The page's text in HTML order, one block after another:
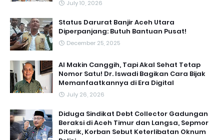
July 10, 2026
Status Darurat Banjir Aceh Utara
Diperpanjang: Butuh Bantuan Pusat!
December 25, 2025
AI Makin Canggih, Tapi Akal Sehat Tetap
Nomor Satu! Dr. Iswadi Bagikan Cara Bijak
Memanfaatkannya di Era Digital
July 26, 2026
Diduga Sindikat Debt Collector Gadungan
Beraksi di Aceh Timur dan Langsa, Sepmor
Ditarik, Korban Sebut Keterlibatan Oknum